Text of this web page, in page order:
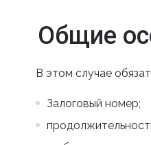
Общие
В этом случае
Залоговый номер;